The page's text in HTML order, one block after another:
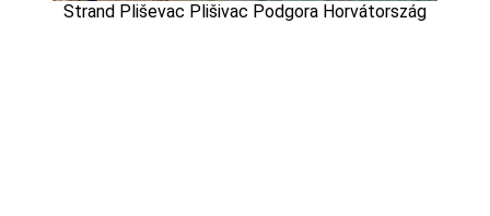
Strand Pliševac Plišivac Podgora Horvátország